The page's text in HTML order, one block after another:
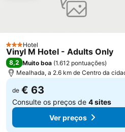
Estação de Comboios de Coimbra A
Convento Santa Cruz do Buçaco
Praia da Tamargueira
3 Estrelas
Hotel
Vinyl M Hotel - Adults Only
8,2 Muito boa (1.612 pontuações)
Mealhada, a 2.6 km de Centro da
de € 63
Consulte os preços de 4 sites
Ver preços